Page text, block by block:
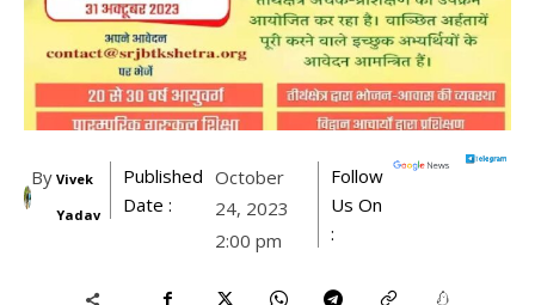
By Vivek
Yadav
Published
Date :
October
24, 2023
2:00 pm
Follow
Us On
: